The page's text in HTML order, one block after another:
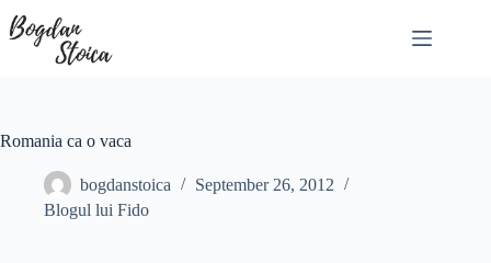
to
content
Romania ca o vaca
bogdanstoica
September 26, 2012
Blogul lui Fido